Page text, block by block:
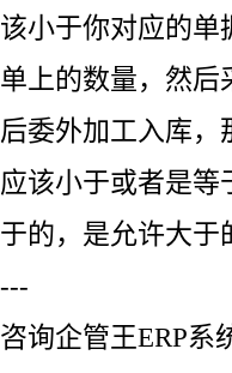
该小于你对应的单
单上的数量，然后
后委外加工入库，
应该小于或者是等
于的，是允许大于
---
咨询企管王ERP系